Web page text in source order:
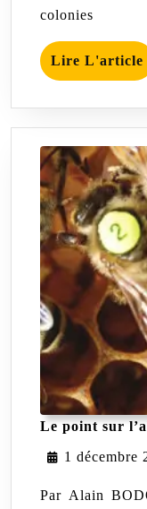
colonies
Lire L'article
Le point sur
1 décembre
Par Alain BODOY On entend beaucoup parler